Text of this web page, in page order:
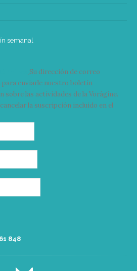
semanal
Su dirección de correo
enviarle nuestro boletín
las actividades de la Vorágine.
la suscripción incluido en el
848‬